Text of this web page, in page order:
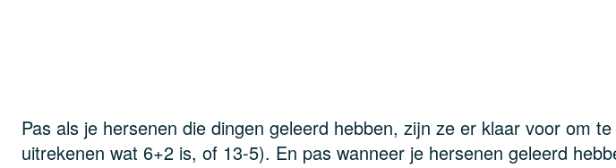
Pas als je hersenen die dingen geleerd hebben, zijn ze er klaar voor om
uitrekenen wat 6+2 is, of 13-5). En pas wanneer je hersenen geleerd